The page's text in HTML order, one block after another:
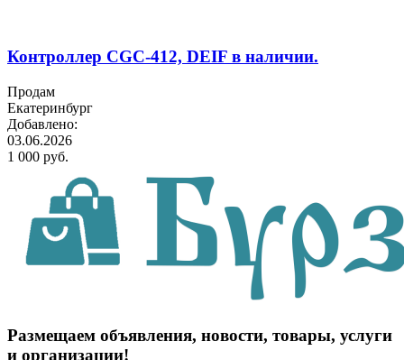
Контроллер CGC-412, DEIF в наличии.
Продам
Екатеринбург
Добавлено:
03.06.2026
1 000 руб.
Размещаем объявления, новости, товары, услуги
и организации!